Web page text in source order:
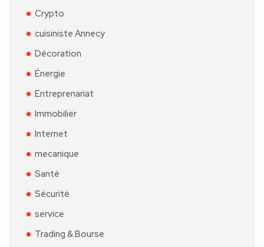
Crypto
cuisiniste Annecy
Décoration
Énergie
Entreprenariat
Immobilier
Internet
mecanique
Santé
Sécurité
service
Trading & Bourse